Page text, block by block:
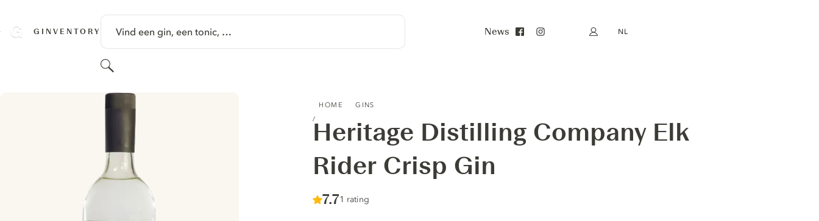
GINVENTORY Vind een gin, een tonic, …
Zoeken
News Mijn account
NL
HOME GINS
Heritage Distilling Company Elk
Rider Crisp Gin
Score :
7.7/ 10
1 rating